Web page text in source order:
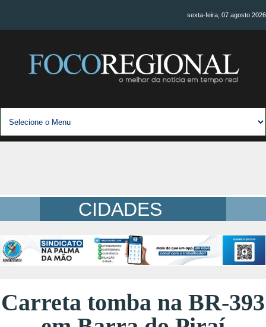
sexta-feira, 07 agosto 2026
CIDADES
Carreta tomba na BR-393